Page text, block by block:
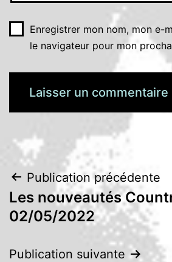
Enregistrer mon nom, mon e-
le navigateur pour mon
Navigation
de
Publication précédente
Les nouveautés
02/05/2022
Publication suivante